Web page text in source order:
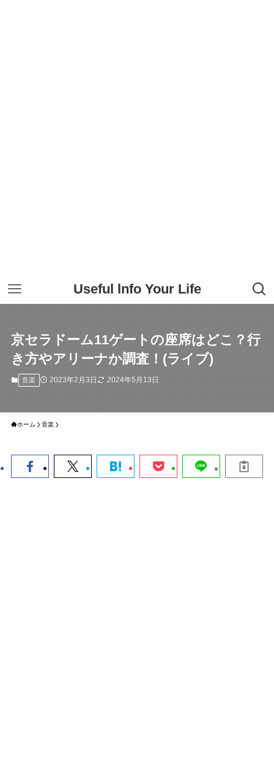
Useful lnfo Your Life
京セラドーム11ゲートの座席はどこ？行
き方やアリーナか調査！(ライブ)
音楽 2023年2月3日 2024年5月13日
ホーム 音楽